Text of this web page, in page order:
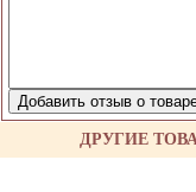
ДРУГИЕ